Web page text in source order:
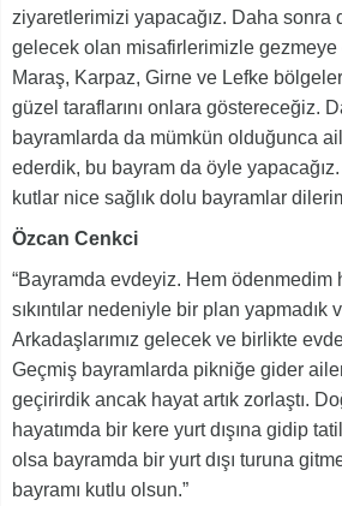
ziyaretlerimizi yapacağız. Daha sonra
gelecek olan misafirlerimizle gezmeye
Maraş, Karpaz, Girne ve Lefke
güzel taraflarını onlara göstereceğiz.
bayramlarda da mümkün olduğunca
ederdik, bu bayram da öyle yapacağız.
kutlar nice sağlık dolu bayramlar
Özcan Cenkci
“Bayramda evdeyiz. Hem ödenmedim
sıkıntılar nedeniyle bir plan yapmadık
Arkadaşlarımız gelecek ve birlikte
Geçmiş bayramlarda pikniğe gider
geçirirdik ancak hayat artık zorlaştı.
hayatımda bir kere yurt dışına gidip
olsa bayramda bir yurt dışı turuna
bayramı kutlu olsun.”